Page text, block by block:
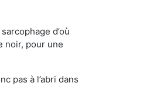
d’où
noir, pour une
pas à l’abri dans